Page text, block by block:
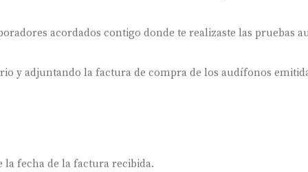
acordados contigo donde te realizaste las pruebas
y adjuntando la factura de compra de los audífonos
la fecha de la factura recibida.